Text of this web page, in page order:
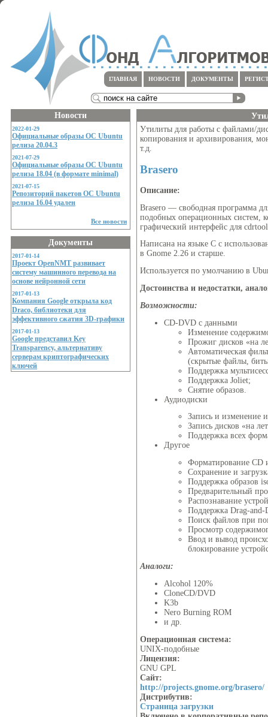
ДОКУМЕНТЫ
НОВОСТИ
ГЛАВНАЯ
Новости
2022-01-29
Официальные образы ОС Ubuntu
релиза 20.04.3
2021-07-29
Официальные образы ОС Ubuntu
релиза 18.04 (в формате minimal)
2021-07-15
Репозиторий пакетов ОС Ubuntu
релиза 16.04 удален
Все новости
Документы
2017-01-14
Проект OpenNMT развивает
систему машинного перевода на
основе нейронной сети
2017-01-13
Компания Google открыла код
Draco, библиотеки для
эффективного сжатия 3D-графики
2017-01-13
Google представил Key
Transparency, альтернативу
серверам криптографических
ключей
Утилиты для работы с файлами/
копирования и архивирования,
т.д.
Brasero
Описание:
Brasero — свободная программа
подобных операционных систем,
графический интерфейс для
Написана на языке C с
в Gnome 2.26 и старше.
Используется по умолчанию в
Достоинства и недостатки,
Возможности:
CD-DVD с данными
Изменение
Прожиг дисков «на
Автоматическая
(скрытые файлы,
Поддержка
Поддержка Joliet;
Снятие образов.
Аудиодиски
Запись и изменение
Запись дисков «на
Поддержка всех
Другое
Форматирование CD
Сохранение и
Поддержка образов
Предварительный
Распознавание
Поддержка Drag-and-
Поиск файлов при
Просмотр
Ввод и вывод
блокирование
Аналоги:
Alcohol 120%
CloneCD/DVD
K3b
Nero Burning ROM
и др.
Операционная система:
UNIX-подобные
Лицензия:
GNU GPL
Сайт:
http://projects.gnome.org/brasero/
Дистрибутив:
Страница загрузки